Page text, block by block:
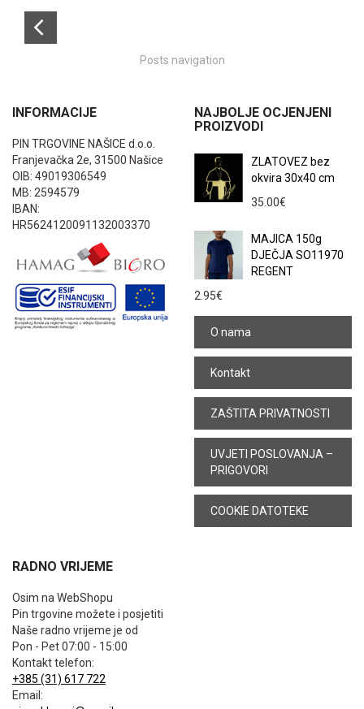
Posts navigation
INFORMACIJE
PIN TRGOVINE NAŠICE d.o.o.
Franjevačka 2e, 31500 Našice
OIB: 49019306549
MB: 2594579
IBAN:
HR5624120091132003370
NAJBOLJE OCJENJENI
PROIZVODI
ZLATOVEZ bez
okvira 30x40 cm
35.00€
MAJICA 150g
DJEČJA SO11970
REGENT
2.95€
O nama
Kontakt
ZAŠTITA PRIVATNOSTI
UVJETI POSLOVANJA –
PRIGOVORI
COOKIE DATOTEKE
RADNO VRIJEME
Osim na WebShopu
Pin trgovine možete i posjetiti
Naše radno vrijeme je od
Pon - Pet 07:00 - 15:00
Kontakt telefon:
+385 (31) 617 722
Email: